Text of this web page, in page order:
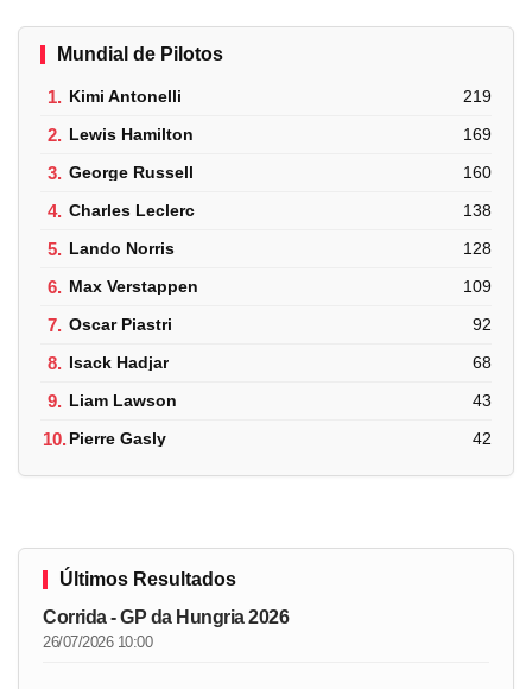
Mundial de Pilotos
1. Kimi Antonelli 219
2. Lewis Hamilton 169
3. George Russell 160
4. Charles Leclerc 138
5. Lando Norris 128
6. Max Verstappen 109
7. Oscar Piastri 92
8. Isack Hadjar 68
9. Liam Lawson 43
10.Pierre Gasly 42
Últimos Resultados
Corrida - GP da Hungria 2026
26/07/2026 10:00